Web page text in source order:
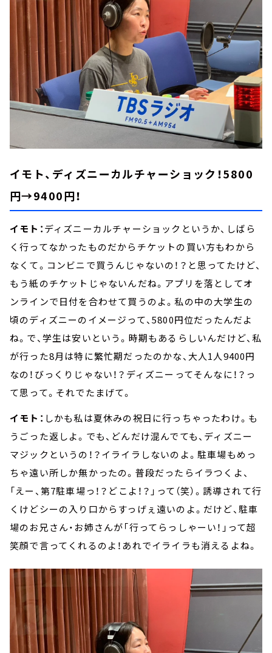
イモト、ディズニーカルチャーショック！5800
円→9400円！
イモト：ディズニーカルチャーショックというか、しばら
く行ってなかったものだからチケットの買い方もわから
なくて。コンビニで買うんじゃないの！？と思ってたけど、
もう紙のチケットじゃないんだね。アプリを落としてオ
ンラインで日付を合わせて買うのよ。私の中の大学生の
頃のディズニーのイメージって、5800円位だったんだよ
ね。で、学生は安いという。時期もあるらしいんだけど、私
が行った8月は特に繁忙期だったのかな、大人1人9400円
なの！びっくりじゃない！？ディズニーってそんなに！？っ
て思って。それでたまげて。
イモト： しかも私は夏休みの祝日に行っちゃったわけ。も
うごった返しよ。でも、どんだけ混んでても、ディズニー
マジックというの！？イライラしないのよ。駐車場もめっ
ちゃ遠い所しか無かったの。普段だったらイラつくよ、
「えー、第7駐車場っ！？どこよ！？」って（笑）。誘導されて行
くけどシーの入り口からすっげぇ遠いのよ。だけど、駐車
場のお兄さん・お姉さんが「行ってらっしゃーい！」って超
笑顔で言ってくれるのよ！あれでイライラも消えるよね。